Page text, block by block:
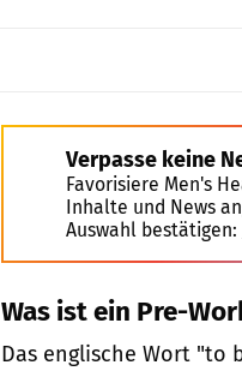
Verpasse keine
Favorisiere Men's
Inhalte und News
Auswahl bestätigen:
Was ist ein Pre-
Das englische Wort "to